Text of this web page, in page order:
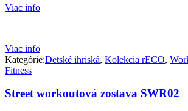
Viac info
Viac info
Kategórie:Detské ihriská, Kolekcia rECO,
Fitness
Street workoutová zostava SWR02